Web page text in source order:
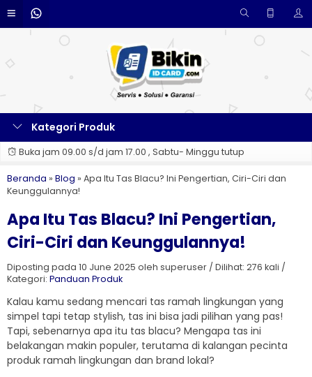
Kategori Produk
Buka jam 09.00 s/d jam 17.00 , Sabtu- Minggu tutup
Beranda » Blog » Apa Itu Tas Blacu? Ini Pengertian, Ciri-Ciri dan
Keunggulannya!
Apa Itu Tas Blacu? Ini Pengertian,
Ciri-Ciri dan Keunggulannya!
Diposting pada 10 June 2025 oleh superuser / Dilihat: 276 kali /
Kategori: Panduan Produk
Kalau kamu sedang mencari tas ramah lingkungan yang
simpel tapi tetap stylish, tas ini bisa jadi pilihan yang pas!
Tapi, sebenarnya apa itu tas blacu? Mengapa tas ini
belakangan makin populer, terutama di kalangan pecinta
produk ramah lingkungan dan brand lokal?